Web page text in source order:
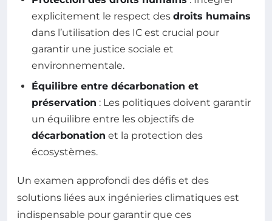
explicitement le respect des droits humains
dans l’utilisation des IC est crucial pour
garantir une justice sociale et
environnementale.
Équilibre entre décarbonation et
préservation : Les politiques doivent garantir
un équilibre entre les objectifs de
décarbonation et la protection des
écosystèmes.
Un examen approfondi des défis et des
solutions liées aux ingénieries climatiques est
indispensable pour garantir que ces